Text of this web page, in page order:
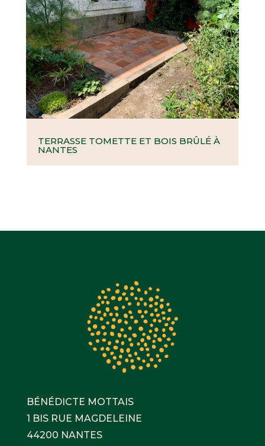
TERRASSE TOMETTE ET BOIS BRÛLÉ À
NANTES
BÉNÉDICTE MOTTAIS
1 BIS RUE MAGDELEINE
44200 NANTES